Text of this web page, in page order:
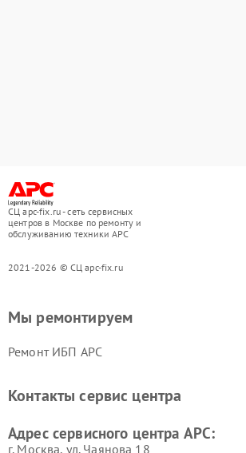
СЦ apc-fix.ru - сеть сервисных
центров в Москве по ремонту и
обслуживанию техники APC
2021-2026 © СЦ apc-fix.ru
Мы ремонтируем
Ремонт ИБП APC
Контакты сервис центра
Адрес сервисного центра APC:
г. Москва, ул. Чаянова 18